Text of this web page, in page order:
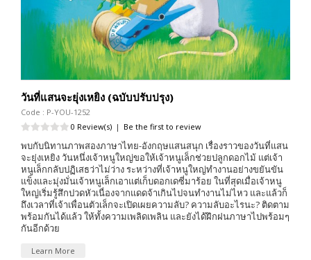
วันที่แสนจะยุ่งเหยิง (ฉบับปรับปรุง)
Code : P-YOU-1252
0 Review(s) | Be the first to review
พบกับนิทานภาพสองภาษาไทย-อังกฤษแสนสนุก เรื่องราวของวันที่แสน
จะยุ่งเหยิง วันหนึ่งเจ้าหนูใหญ่ขอให้เจ้าหนูเล็กช่วยปลูกดอกไม้ แต่เจ้า
หนูเล็กกลับปฏิเสธว่าไม่ว่าง ระหว่างที่เจ้าหนูใหญ่ทำงานอย่างขยันขัน
แข็งและมุ่งมั่นเจ้าหนูเล็กเอาแต่เก็บดอกเดซี่มาร้อย ในที่สุดเมื่อเจ้าหนู
ใหญ่เริ่มรู้สึกปวดหัวเนื่องจากแดดจ้าเกินไปจนทำงานไม่ไหว และแล้วก็
ถึงเวลาที่เจ้าเพื่อนตัวเล็กจะเปิดเผยความลับ? ความลับอะไรนะ? ติดตาม
พร้อมกันได้แล้ว ให้ทั้งความเพลิดเพลิน และยังได้ฝึกฝนภาษาไปพร้อมๆ
กันอีกด้วย
Learn More